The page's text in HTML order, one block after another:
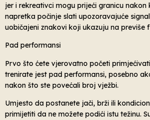
jer i rekreativci mogu prijeći granicu nakon
napretka počinje slati upozoravajuće
uobičajeni znakovi koji ukazuju na previše
Pad performansi
Prvo što ćete vjerovatno početi
trenirate jest pad performansi, posebno
nakon što ste povećali broj vježbi.
Umjesto da postanete jači, brži ili
primijetiti da ne možete podići istu težinu.